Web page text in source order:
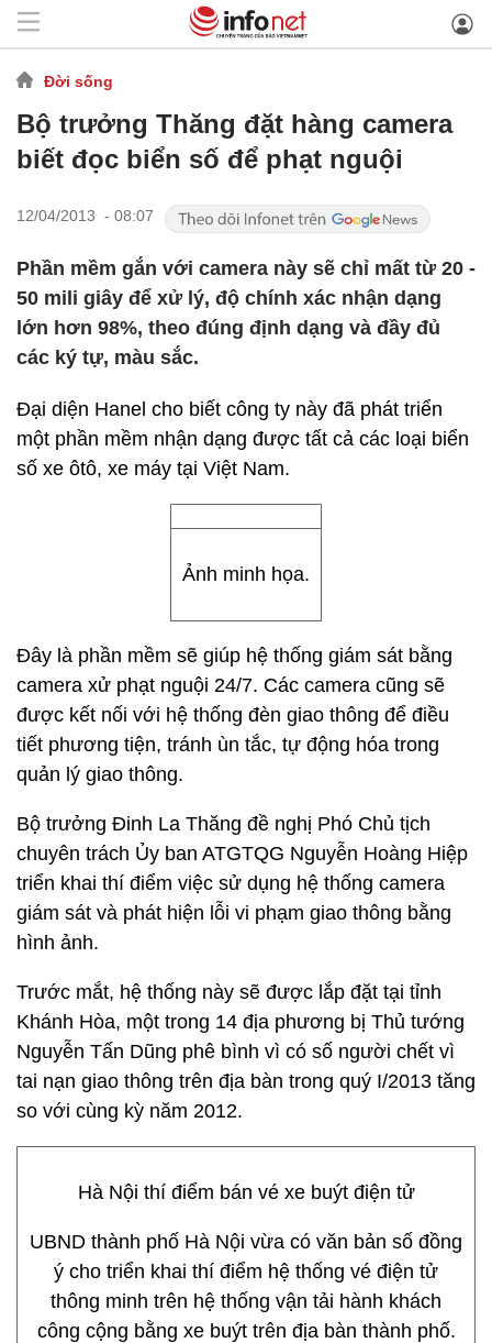
Đời sống
Bộ trưởng Thăng đặt hàng camera
biết đọc biển số để phạt nguội
12/04/2013 - 08:07
Phần mềm gắn với camera này sẽ chỉ mất từ 20 -
50 mili giây để xử lý, độ chính xác nhận dạng
lớn hơn 98%, theo đúng định dạng và đầy đủ
các ký tự, màu sắc.
Đại diện Hanel cho biết công ty này đã phát triển
một phần mềm nhận dạng được tất cả các loại biển
số xe ôtô, xe máy tại Việt Nam.
Ảnh minh họa.
Đây là phần mềm sẽ giúp hệ thống giám sát bằng
camera xử phạt nguội 24/7. Các camera cũng sẽ
được kết nối với hệ thống đèn giao thông để điều
tiết phương tiện, tránh ùn tắc, tự động hóa trong
quản lý giao thông.
Bộ trưởng Đinh La Thăng đề nghị Phó Chủ tịch
chuyên trách Ủy ban ATGTQG Nguyễn Hoàng Hiệp
triển khai thí điểm việc sử dụng hệ thống camera
giám sát và phát hiện lỗi vi phạm giao thông bằng
hình ảnh.
Trước mắt, hệ thống này sẽ được lắp đặt tại tỉnh
Khánh Hòa, một trong 14 địa phương bị Thủ tướng
Nguyễn Tấn Dũng phê bình vì có số người chết vì
tai nạn giao thông trên địa bàn trong quý I/2013 tăng
so với cùng kỳ năm 2012.
Hà Nội thí điểm bán vé xe buýt điện tử
UBND thành phố Hà Nội vừa có văn bản số đồng
ý cho triển khai thí điểm hệ thống vé điện tử
thông minh trên hệ thống vận tải hành khách
công cộng bằng xe buýt trên địa bàn thành phố.